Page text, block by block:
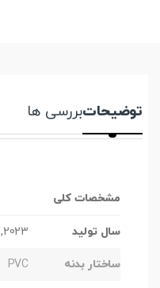
توضیحاتبررسی ها
مشخصات کلی
سال تولید 2023, PVC
ساختار بدنه PVC